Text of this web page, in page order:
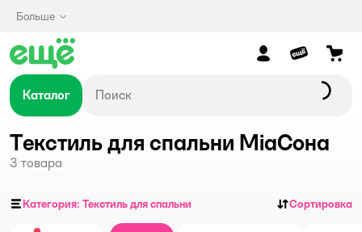
Больше
Каталог
Текстиль для спальни MiaСона
3 товара
Категория: Текстиль для спальни Сортировка